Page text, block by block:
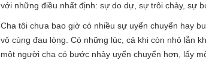
với những điều nhất định: sự do dự, sự trôi chảy, sự
Cha tôi chưa bao giờ có nhiều sự uyển chuyển hay
vô cùng đau lòng. Có những lúc, cả khi còn nhỏ lẫn
một người cha có bước nhảy uyển chuyển hơn, lấy